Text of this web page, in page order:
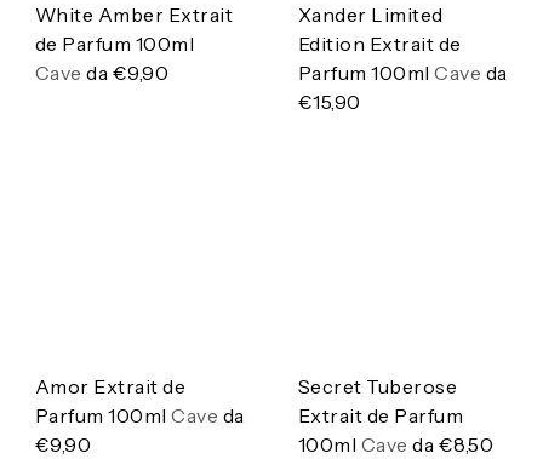
White Amber Extrait
de Parfum 100ml
Caveda €9,90
Xander Limited
Edition Extrait de
Parfum 100mlCave da
€15,90
Amor Extrait de
Parfum 100mlCave da
€9,90
Secret Tuberose
Extrait de Parfum
100ml Caveda €8,50